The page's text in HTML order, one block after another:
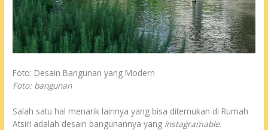
Foto: Desain Bangunan yang Modern
Foto: bangunan
Salah satu hal menarik lainnya yang bisa ditemukan di Rumah
Atsiri adalah desain bangunannya yang instagramable.